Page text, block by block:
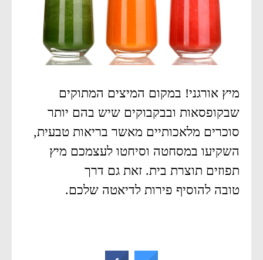
מיץ אורגני! במקום המיצים המתוקים
שבקופסאות ובבקבוקים שיש בהם יותר
סוכרים מלאכותיים מאשר בריאות טבעית,
השקיעו במסחטה וסיחטו לעצמכם מיץ
תפוזים תוצרת בית. זאת גם דרך
טובה להוסיף פירות לדיאטה שלכם.